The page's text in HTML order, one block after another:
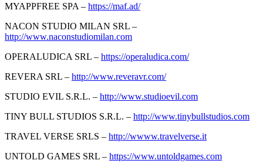
MYAPPFREE SPA – https://maf.ad/
NACON STUDIO MILAN SRL –
http://www.naconstudiomilan.com
OPERALUDICA SRL – https://operaludica.com/
REVERA SRL – http://www.reveravr.com/
STUDIO EVIL S.R.L. – http://www.studioevil.com
TINY BULL STUDIOS S.R.L. – http://www.tinybullstudios.com
TRAVEL VERSE SRLS – http://wwww.travelverse.it
UNTOLD GAMES SRL – https://www.untoldgames.com